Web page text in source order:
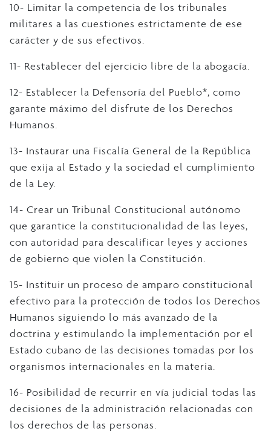
10- Limitar la competencia de los tribunales
militares a las cuestiones estrictamente de ese
carácter y de sus efectivos.
11- Restablecer del ejercicio libre de la abogacía.
12- Establecer la Defensoría del Pueblo*, como
garante máximo del disfrute de los Derechos
Humanos.
13- Instaurar una Fiscalía General de la República
que exija al Estado y la sociedad el cumplimiento
de la Ley.
14- Crear un Tribunal Constitucional autónomo
que garantice la constitucionalidad de las leyes,
con autoridad para descalificar leyes y acciones
de gobierno que violen la Constitución.
15- Instituir un proceso de amparo constitucional
efectivo para la protección de todos los Derechos
Humanos siguiendo lo más avanzado de la
doctrina y estimulando la implementación por el
Estado cubano de las decisiones tomadas por los
organismos internacionales en la materia.
16- Posibilidad de recurrir en vía judicial todas las
decisiones de la administración relacionadas con
los derechos de las personas.